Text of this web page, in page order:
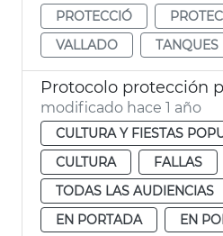
PROTECCIÓ
VALLADO
TANQUES
modificado hace 1 año
CULTURA Y FIESTAS
CULTURA
FALLAS
TODAS LAS AUDIENCIAS
EN PORTADA
EN